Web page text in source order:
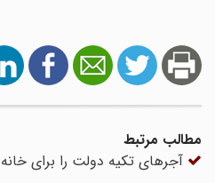
مطالب مرتبط
آجرهای تکیه دولت را برای